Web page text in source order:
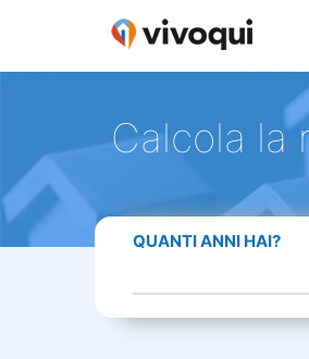
Calcola la
QUANTI ANNI HAI?